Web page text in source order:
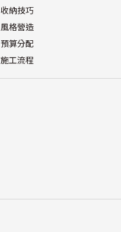
收納技巧
風格營造
預算分配
施工流程